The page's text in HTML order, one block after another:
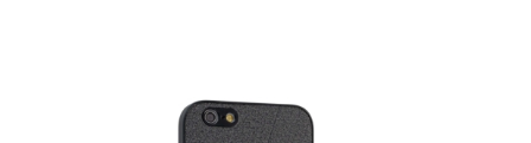
iPhone 6, 6S Весёлые
коты